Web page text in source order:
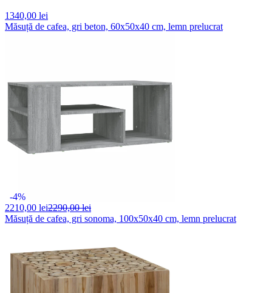
1340,00 lei
Măsuță de cafea, gri beton, 60x50x40 cm, lemn prelucrat
-4%
2210,00 lei2290,00 lei
Măsuță de cafea, gri sonoma, 100x50x40 cm, lemn prelucrat